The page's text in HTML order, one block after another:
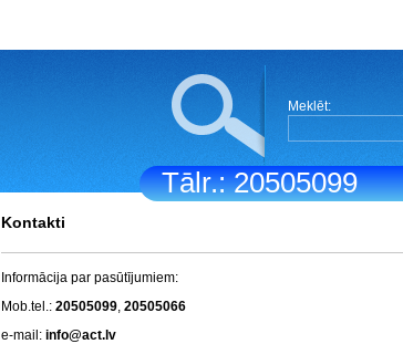
Tālr.: 20505099
Meklēt:
Kontakti
Informācija par pasūtījumiem:
Mob.tel.: 20505099, 20505066
e-mail: info@act.lv